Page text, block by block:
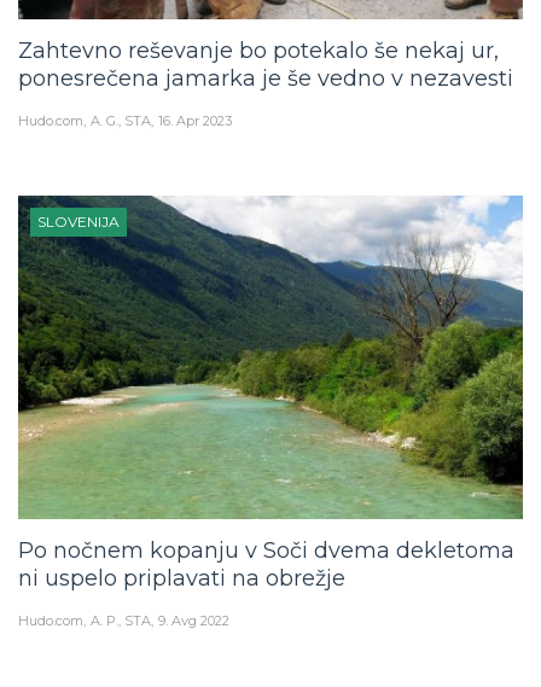
Zahtevno reševanje bo potekalo še nekaj ur,
ponesrečena jamarka je še vedno v nezavesti
Hudo.com A. G., STA 16. Apr 2023
SLOVENIJA
Po nočnem kopanju v Soči dvema dekletoma
ni uspelo priplavati na obrežje
Hudo.com A. P., STA 9. Avg 2022